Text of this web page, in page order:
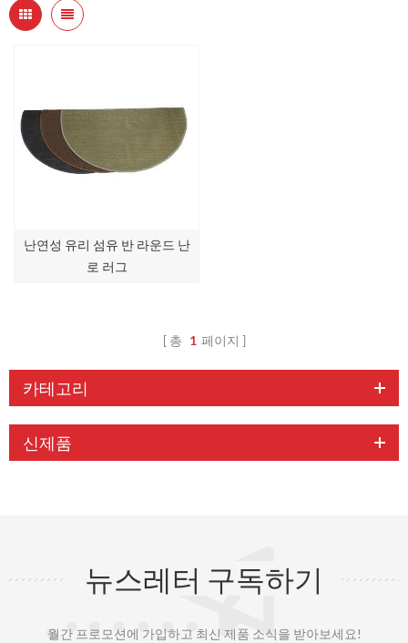
난연성 유리 섬유 반 라운드 난
로 러그
총 1 페이지
카테고리
신제품
뉴스레터 구독하기
월간 프로모션에 가입하고 최신 제품 소식을 받아보세요!